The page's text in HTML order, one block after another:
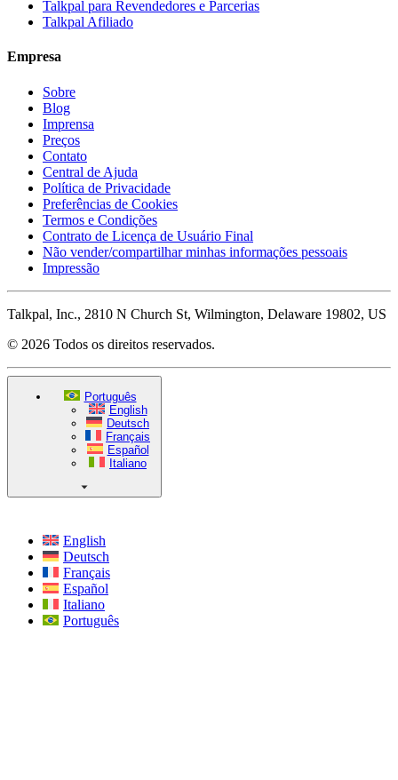
Talkpal para Revendedores e Parcerias
Talkpal Afiliado
Empresa
Sobre
Blog
Imprensa
Preços
Contato
Central de Ajuda
Política de Privacidade
Preferências de Cookies
Termos e Condições
Contrato de Licença de Usuário Final
Não vender/compartilhar minhas informações pessoais
Impressão
Talkpal, Inc., 2810 N Church St, Wilmington, Delaware 19802, US
© 2026 Todos os direitos reservados.
Português
English
Deutsch
Français
Español
Italiano
English
Deutsch
Français
Español
Italiano
Português